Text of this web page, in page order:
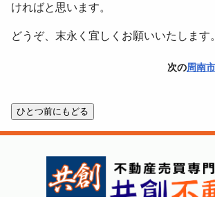
ければと思います。
どうぞ、末永く宜しくお願いいたします。
次の周南